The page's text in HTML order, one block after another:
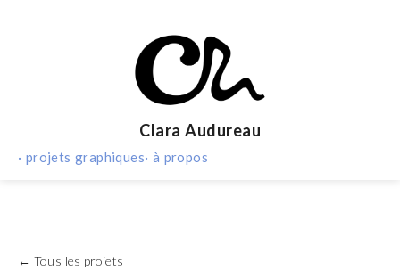
Clara Audureau
· projets graphiques· à propos
← Tous les projets